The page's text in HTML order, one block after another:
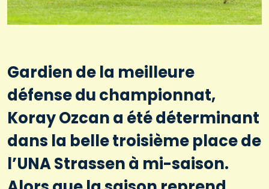
Gardien de la meilleure
défense du championnat,
Koray Ozcan a été déterminant
dans la belle troisième place de
l’UNA Strassen à mi-saison.